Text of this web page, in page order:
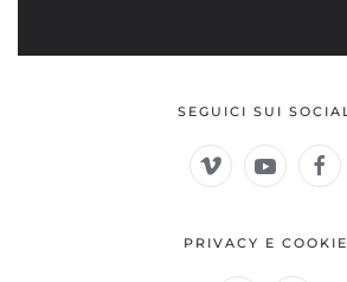
SEGUICI SUI SOCIAL
PRIVACY E COOKIE